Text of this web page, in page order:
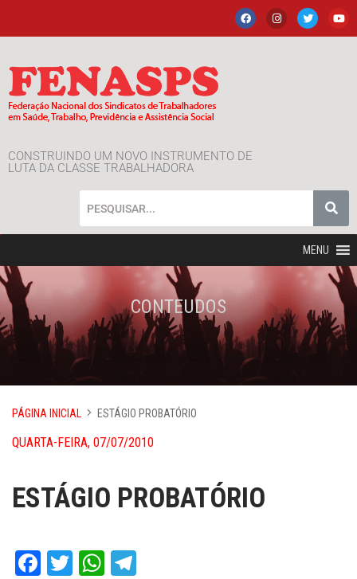
CONSTRUINDO UM NOVO INSTRUMENTO DE
LUTA DA CLASSE TRABALHADORA
MENU
CONTEUDOS
PÁGINA INICIAL ESTÁGIO PROBATÓRIO
QUARTA-FEIRA, 07/07/2010
ESTÁGIO PROBATÓRIO
Facebook
TwitterWhatsApp